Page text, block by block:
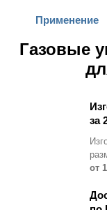
Применение
Газовые
за
от